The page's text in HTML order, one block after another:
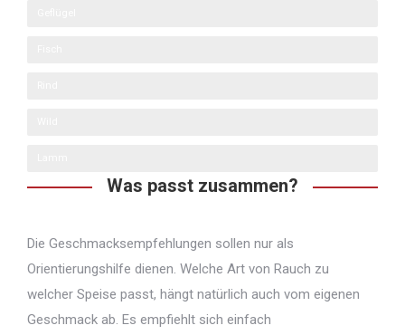
Was passt zusammen?
Die Geschmacksempfehlungen sollen nur als
Orientierungshilfe dienen. Welche Art von Rauch zu
welcher Speise passt, hängt natürlich auch vom eigenen
Geschmack ab. Es empfiehlt sich einfach